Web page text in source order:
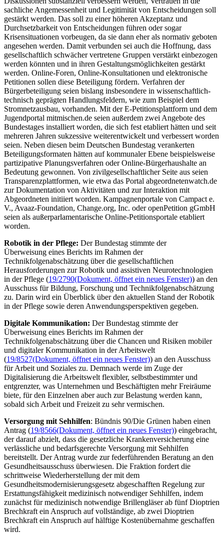
sachliche Angemessenheit und Legitimität von Entscheidungen soll
gestärkt werden. Das soll zu einer höheren Akzeptanz und
Durchsetzbarkeit von Entscheidungen führen oder sogar
Krisensituationen vorbeugen, da sie dann eher als normativ geboten
angesehen werden. Damit verbunden sei auch die Hoffnung, dass
gesellschaftlich schwächer vertretene Gruppen verstärkt einbezogen
werden könnten und in ihren Gestaltungsmöglichkeiten gestärkt
werden. Online-Foren, Online-Konsultationen und elektronische
Petitionen sollen diese Beteiligung fördern. Verfahren der
Bürgerbeteiligung seien bislang insbesondere in wissenschaftlich-
technisch geprägten Handlungsfeldern, wie zum Beispiel dem
Stromnetzausbau, vorhanden. Mit der E-Petitionsplattform und dem
Jugendportal mitmischen.de seien außerdem zwei Angebote des
Bundestages installiert worden, die sich fest etabliert hätten und seit
mehreren Jahren sukzessive weiterentwickelt und verbessert worden
seien. Neben diesen beim Deutschen Bundestag verankerten
Beteiligungsformaten hätten auf kommunaler Ebene beispielsweise
partizipative Planungsverfahren oderOnline-Bürgerhaushalte an
Bedeutung gewonnen. Von zivilgesellschaftlicher Seite aus seien
Transparenzplattformen, wie etwa das Portal abgeordnetenwatch.de
zur Dokumentation von Aktivitäten und zur Interaktion mit
Abgeordneten initiiert worden. Kampagnenportale von Campact e.
V., Avaaz-Foundation, Change.org, Inc. oderopenPetition gGmbH
seien als außerparlamentarische Online-Petitionsportale etabliert
worden.
Robotik in der Pflege: Der Bundestag stimmte der
Überweisung eines Berichts im Rahmen der
Technikfolgenabschätzung über die gesellschaftlichen
Herausforderungen zur Robotik und assistiven Neurotechnologien
in der Pflege (19/2790(Dokument, öffnet ein neues Fenster)) an den
Ausschuss für Bildung, Forschung und Technikfolgenabschätzung
zu. Darin wird ein Überblick über den aktuellen Stand der Robotik
in der Pflege sowie deren Anwendungsperspektiven gegeben.
Digitale Kommunikation: Der Bundestag stimmte der
Überweisung eines Berichts im Rahmen der
Technikfolgenabschätzung über die Chancen und Risiken mobiler
und digitaler Kommunikation in der Arbeitswelt
(19/8527(Dokument, öffnet ein neues Fenster)) an den Ausschuss
für Arbeit und Soziales zu. Demnach werde im Zuge der
Digitalisierung die Arbeitswelt flexibler, selbstbestimmter und
entgrenzter, was Unternehmen und Beschäftigten mehr Freiräume
biete, für den Einzelnen aber auch zur Belastung werden kann,
sobald sich Arbeit und Freizeit zu sehr vermischen.
Versorgung mit Sehhilfen: Bündnis 90/Die Grünen haben einen
Antrag (19/8566(Dokument, öffnet ein neues Fenster)) eingebracht,
der darauf abzielt, dass die gesetzliche Krankenversicherung eine
verlässliche und bedarfsgerechte Versorgung mit Sehhilfen
bereitstellt. Der Antrag wurde zur federführenden Beratung an den
Gesundheitsausschuss überwiesen. Die Fraktion fordert die
schrittweise Wiederherstellung der mit dem
Gesundheitsmodernisierungsgesetz abgeschafften Regelung zur
Erstattungsfähigkeit medizinisch notwendiger Sehhilfen, indem
zunächst für medizinisch notwendige Brillengläser ab fünf Dioptrien
Brechkraft ein Anspruch auf vollständige, ab zwei Dioptrien
Brechkraft ein Anspruch auf hälftige Kostenübernahme geschaffen
wird.